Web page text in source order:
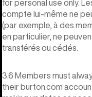
for personal use only.
compte lui-même ne
(par exemple, à des
en particulier, ne
transférés ou cédés.
3.6 Members must
their burton.com